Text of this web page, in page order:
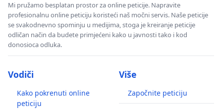
Mi pružamo besplatan prostor za online peticije. Napravite
profesionalnu online peticiju koristeći naš močni servis. Naše peticije
se svakodnevno spominju u medijima, stoga je kreiranje peticije
odličan način da budete primjećeni kako u javnosti tako i kod
donosioca odluka.
Vodiči
Kako pokrenuti online
peticiju
Više
Započnite peticiju